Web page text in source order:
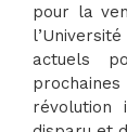
pour la
actuels
révolution